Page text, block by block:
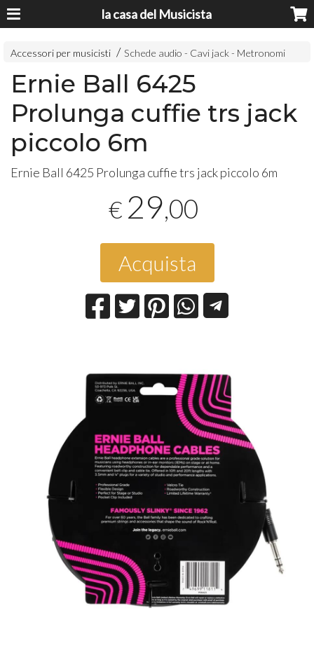
la casa del Musicista
Accessori per musicisti Schede audio - Cavi jack - Metronomi
Ernie Ball 6425
Prolunga cuffie trs jack
piccolo 6m
Ernie Ball 6425 Prolunga cuffie trs jack piccolo 6m
€ 29,00
Acquista